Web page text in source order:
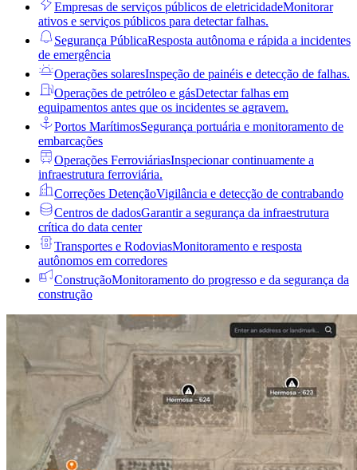
Empresas de serviços públicos de eletricidadeMonitorar
ativos e serviços públicos para detectar falhas.
Segurança PúblicaResposta autônoma e rápida a incidentes
de emergência
Operações solaresInspeção de painéis e detecção de falhas.
Operações de petróleo e gásDetectar falhas em
equipamentos antes que os incidentes se agravem.
Portos MarítimosSegurança portuária e monitoramento de
embarcações
Operações FerroviáriasInspecionar continuamente a
infraestrutura ferroviária.
Correções DetençãoVigilância e detecção de contrabando
Centros de dadosGarantir a segurança da infraestrutura
crítica do data center
Transportes e RodoviasMonitoramento e resposta
autônomos em corredores
ConstruçãoMonitoramento do progresso e da segurança da
construção